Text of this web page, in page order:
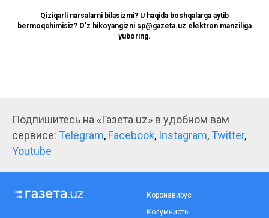
Qiziqarli narsalarni bilasizmi? U haqida boshqalarga aytib
bermoqchimisiz? O'z hikoyangizni sp@gazeta.uz elektron manziliga
yuboring.
Подпишитесь на «Газета.uz» в удобном вам
сервисе: Telegram, Facebook, Instagram, Twitter,
Youtube
Коронавирус
Колумнисты